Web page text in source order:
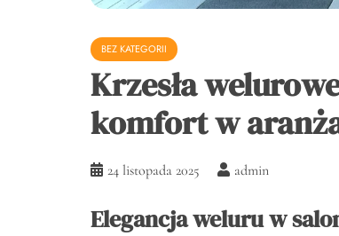
BEZ KATEGORII
Krzesła
komfort w
24 listopada 2025 admin
Elegancja weluru w